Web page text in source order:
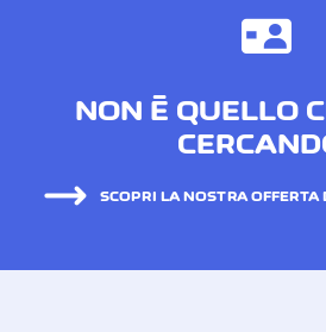
NON È QUELLO
SCOPRI LA NOSTRA OFFERTA